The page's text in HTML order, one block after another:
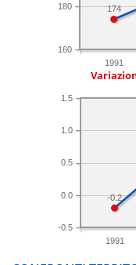
1991
160
180 174
1991
-0.5
0.0
0.5
1.0
1.5
-0.2